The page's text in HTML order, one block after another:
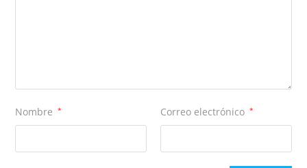
Nombre * Correo electrónico *